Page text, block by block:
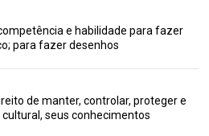
e habilidade para fazer
para fazer desenhos
de manter, controlar, proteger e
seus conhecimentos